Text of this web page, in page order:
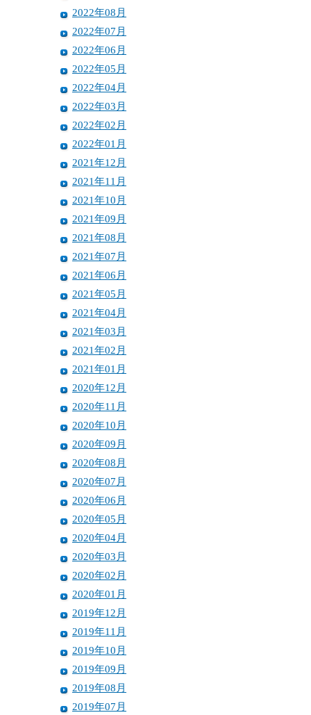
2022年08月
2022年07月
2022年06月
2022年05月
2022年04月
2022年03月
2022年02月
2022年01月
2021年12月
2021年11月
2021年10月
2021年09月
2021年08月
2021年07月
2021年06月
2021年05月
2021年04月
2021年03月
2021年02月
2021年01月
2020年12月
2020年11月
2020年10月
2020年09月
2020年08月
2020年07月
2020年06月
2020年05月
2020年04月
2020年03月
2020年02月
2020年01月
2019年12月
2019年11月
2019年10月
2019年09月
2019年08月
2019年07月